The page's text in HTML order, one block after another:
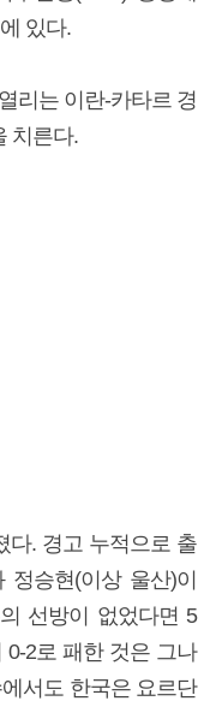
있다.
리는 이란-카타르 경
치른다.
다. 경고 누적으로 출
승현(이상 울산)이
선방이 없었다면 5
2로 패한 것은 그나
서도 한국은 요르단